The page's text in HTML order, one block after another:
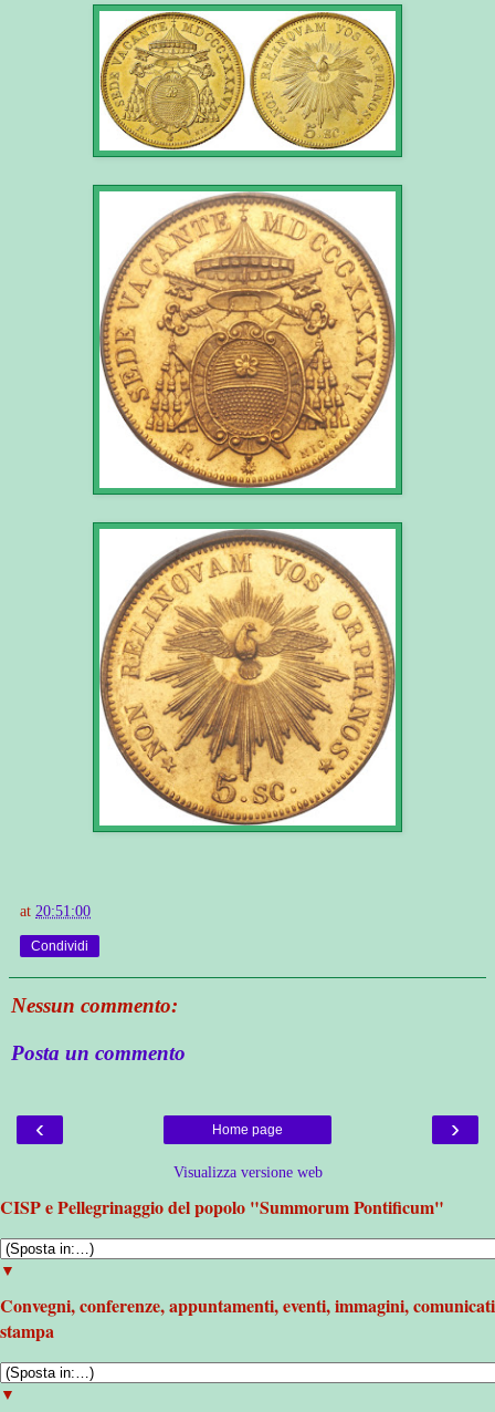
at 20:51:00
Condividi
Nessun commento:
Posta un commento
‹ ›
Home page
Visualizza versione web
CISP e Pellegrinaggio del popolo "Summorum Pontificum"
▼
Convegni, conferenze, appuntamenti, eventi, immagini, comunicati
stampa
▼